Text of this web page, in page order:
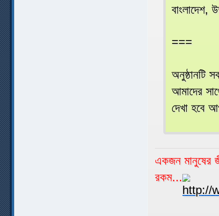
বাংলাদেশ,
===
অনুষ্ঠানটি
আমাদের
দেখা হবে
একজন মানুষের
রকম...